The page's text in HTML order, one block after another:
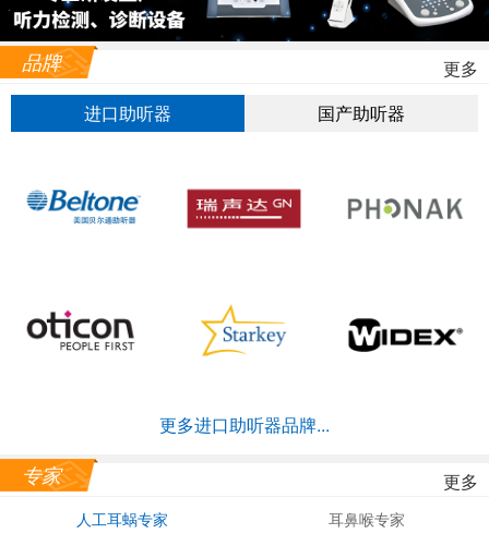
品牌
更多
进口助听器
国产助听器
更多进口助听器品牌...
专家 更多
人工耳蜗专家 耳鼻喉专家